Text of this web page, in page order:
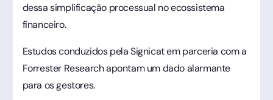
dessa simplificação processual no ecossistema
financeiro.
Estudos conduzidos pela Signicat em parceria com a
Forrester Research apontam um dado alarmante
para os gestores.